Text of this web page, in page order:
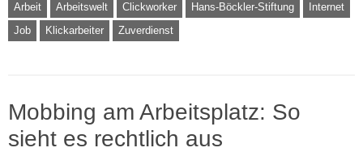
Arbeit
Arbeitswelt Clickworker Hans-Böckler-Stiftung
Internet
Job
Klickarbeiter Zuverdienst
Mobbing am Arbeitsplatz: So
sieht es rechtlich aus